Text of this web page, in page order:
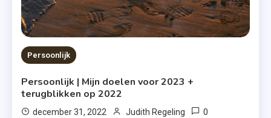
Persoonlijk
Persoonlijk | Mijn doelen voor 2023 +
terugblikken op 2022
december 31, 2022 Judith Regeling 0